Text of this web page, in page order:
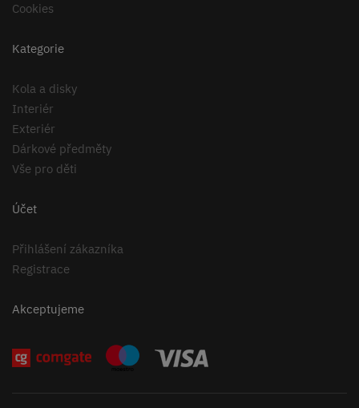
Cookies
Kategorie
Kola a disky
Interiér
Exteriér
Dárkové předměty
Vše pro děti
Účet
Přihlášení zákazníka
Registrace
Akceptujeme